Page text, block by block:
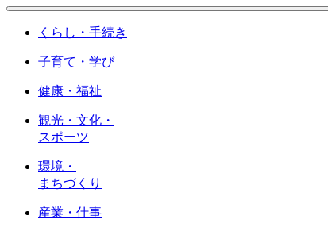
くらし・手続き
子育て・学び
健康・福祉
観光・文化・
スポーツ
環境・
まちづくり
産業・仕事